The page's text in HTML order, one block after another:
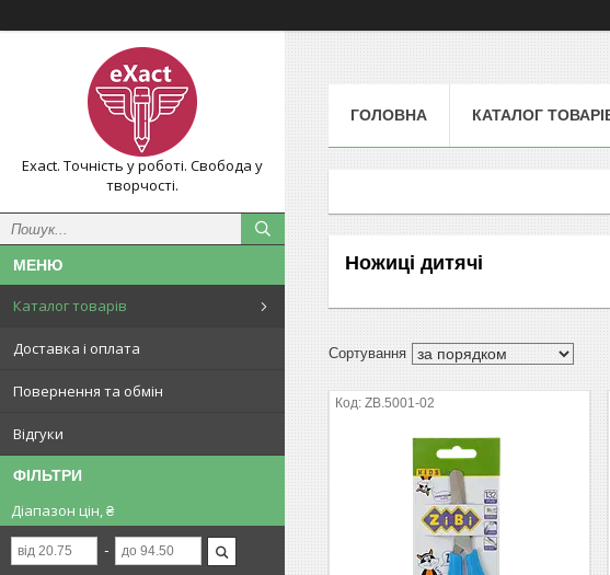
Exact. Точність у роботі. Свобода у
творчості.
Каталог товарів
Доставка і оплата
Повернення та обмін
Відгуки
ФІЛЬТРИ
Діапазон цін, ₴
ГОЛОВНА КАТАЛОГ
Ножиці дитячі
ZB.5001-02